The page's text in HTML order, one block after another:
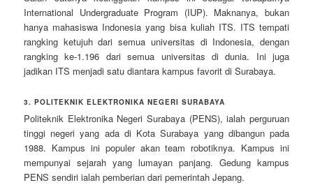
International Undergraduate Program (IUP). Maknanya, bukan
hanya mahasiswa Indonesia yang bisa kuliah ITS. ITS tempati
rangking ketujuh dari semua universitas di Indonesia, dengan
rangking ke-1.196 dari semua universitas di dunia. Ini juga
jadikan ITS menjadi satu diantara kampus favorit di Surabaya.
3. POLITEKNIK ELEKTRONIKA NEGERI SURABAYA
Politeknik Elektronika Negeri Surabaya (PENS), ialah perguruan
tinggi negeri yang ada di Kota Surabaya yang dibangun pada
1988. Kampus ini populer akan team robotiknya. Kampus ini
mempunyai sejarah yang lumayan panjang. Gedung kampus
PENS sendiri ialah pemberian dari pemerintah Jepang.